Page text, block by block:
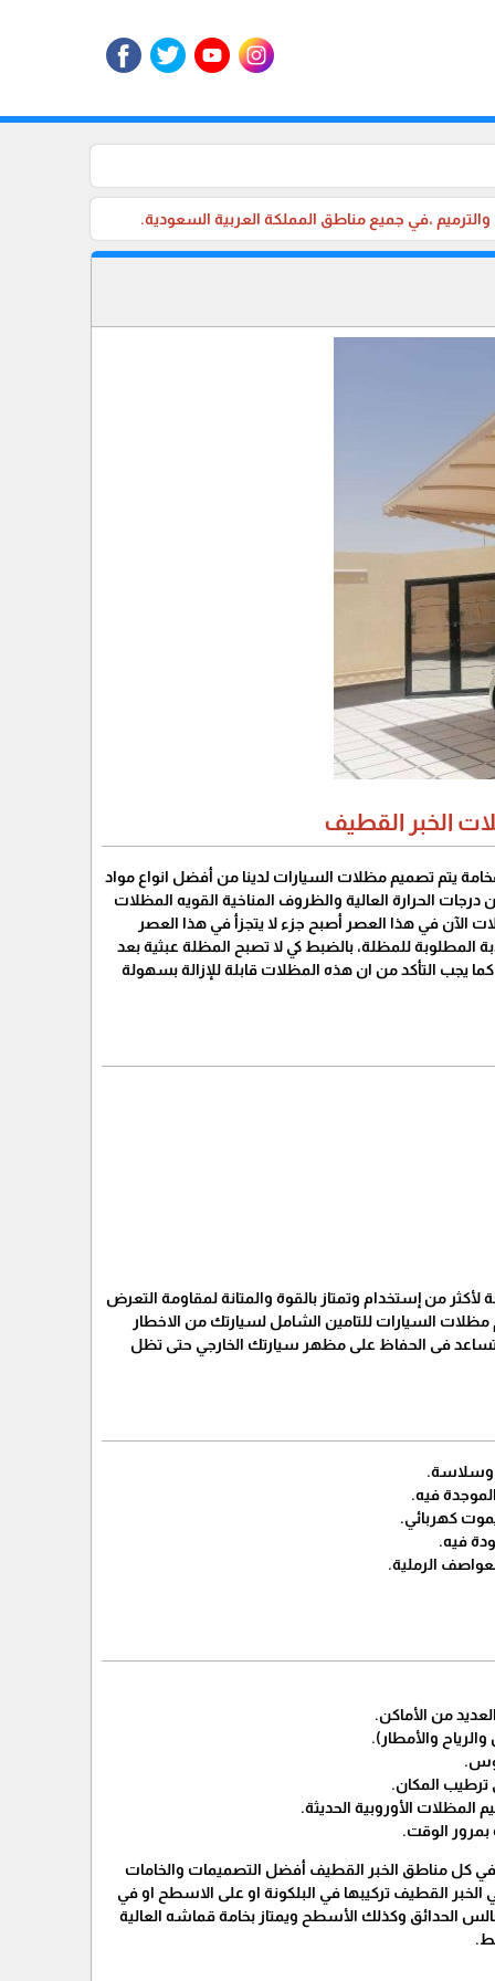
الخبر القطيف
يتم تصميم مظلات السيارات لدينا من أفضل انواع مواد
الحرارة العالية والظروف المناخية القويه المظلات
الآن في هذا العصر أصبح جزء لا يتجزأ في هذا العصر
المطلوبة للمظلة، بالضبط كي لا تصبح المظلة عبثية بعد
يجب التأكد من ان هذه المظلات قابلة للإزالة بسهولة
من إستخدام وتمتاز بالقوة والمتانة لمقاومة التعرض
مظلات السيارات للتامين الشامل لسيارتك من الاخطار
تساعد فى الحفاظ على مظهر سيارتك الخارجي حتى تظل
كل مناطق الخبر القطيف أفضل التصميمات والخامات
القطيف تركيبها في البلكونة او على الاسطح او في
الحدائق وكذلك الأسطح ويمتاز بخامة قماشه العالية